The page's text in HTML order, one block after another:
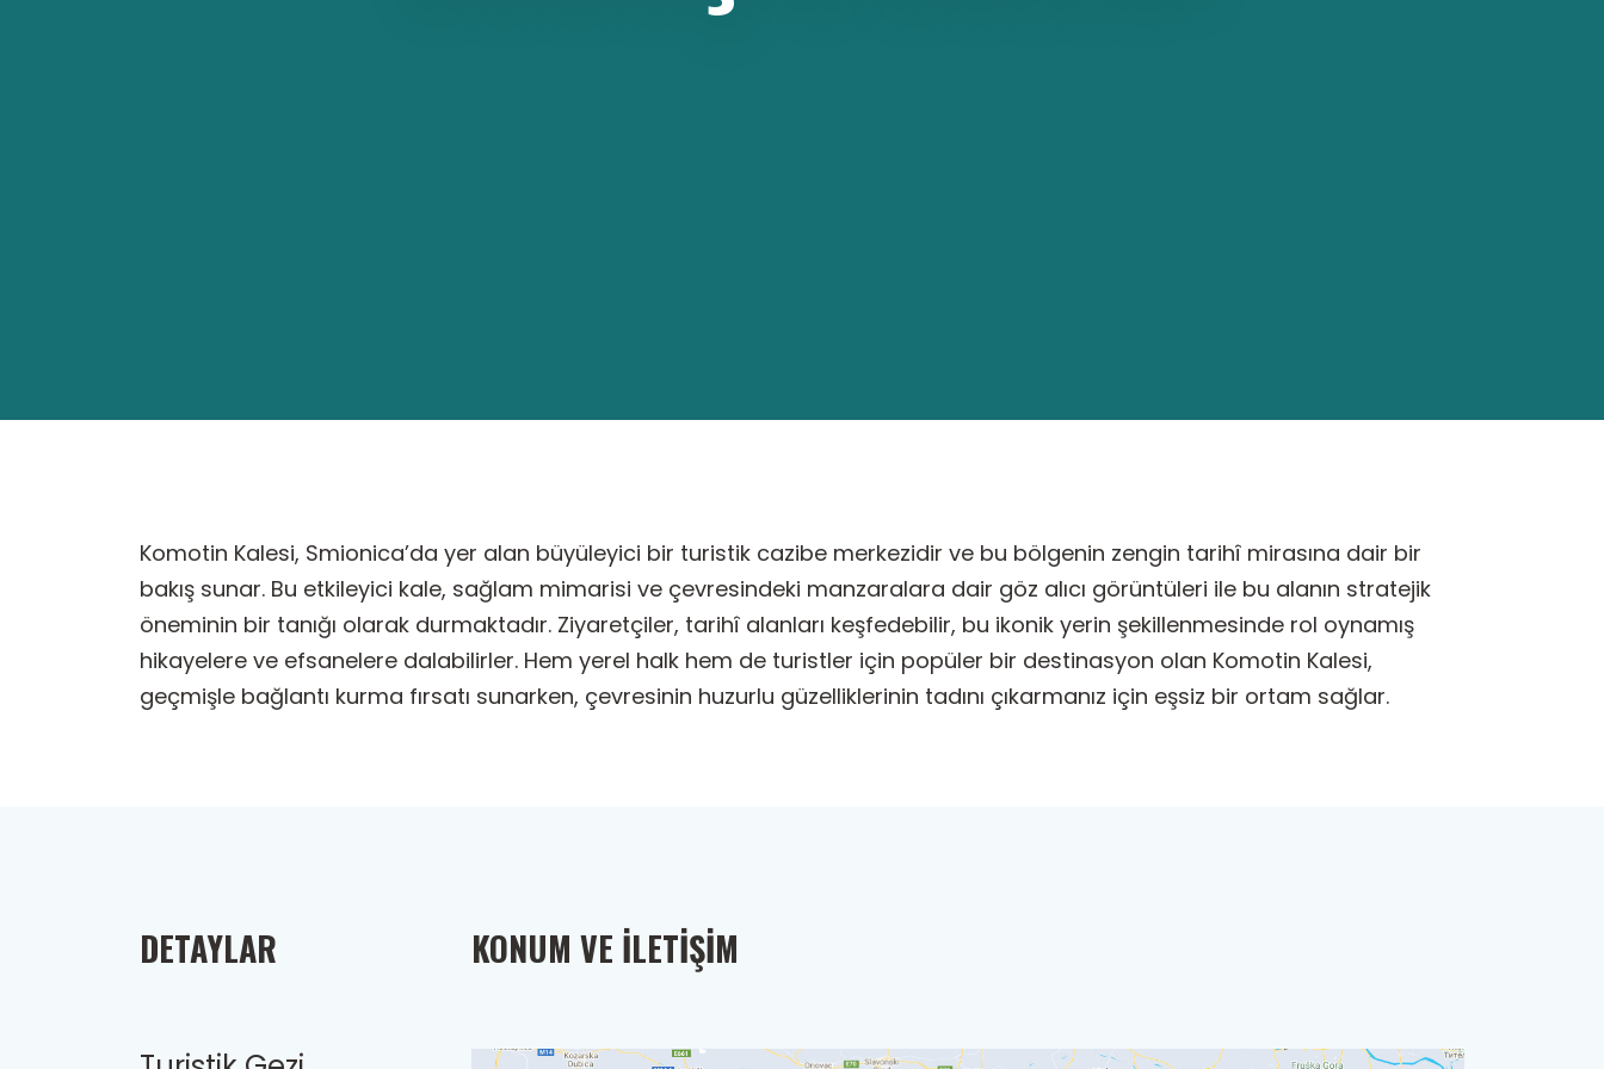
Komotin Kalesi, Smionica’da yer alan büyüleyici bir turistik cazibe merkezidir ve bu bölgenin zengin tarihî mirasına dair bir
bakış sunar. Bu etkileyici kale, sağlam mimarisi ve çevresindeki manzaralara dair göz alıcı görüntüleri ile bu alanın stratejik
öneminin bir tanığı olarak durmaktadır. Ziyaretçiler, tarihî alanları keşfedebilir, bu ikonik yerin şekillenmesinde rol oynamış
hikayelere ve efsanelere dalabilirler. Hem yerel halk hem de turistler için popüler bir destinasyon olan Komotin Kalesi,
geçmişle bağlantı kurma fırsatı sunarken, çevresinin huzurlu güzelliklerinin tadını çıkarmanız için eşsiz bir ortam sağlar.
DETAYLAR KONUM VE İLETIŞIM